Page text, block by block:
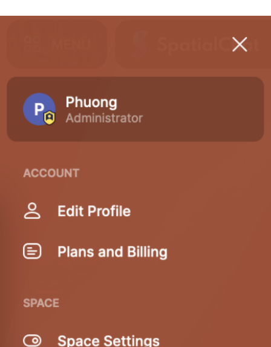
Lightbox
öffnen